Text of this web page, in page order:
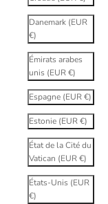
Danemark (EUR
€)
Émirats arabes
unis (EUR €)
Espagne (EUR €)
Estonie (EUR €)
État de la Cité du
Vatican (EUR €)
États-Unis (EUR
€)